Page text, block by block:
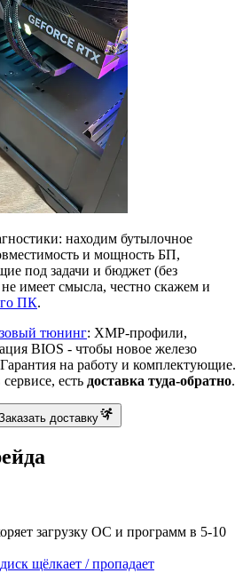
находим бутылочное
и мощность БП,
под задачи и бюджет (без
имеет смысла, честно скажем и
ПК.
тюнинг: XMP-профили,
BIOS - чтобы новое железо
на работу и комплектующие.
есть доставка туда-обратно.
доставку
загрузку ОС и программ в 5-10
щёлкает / пропадает